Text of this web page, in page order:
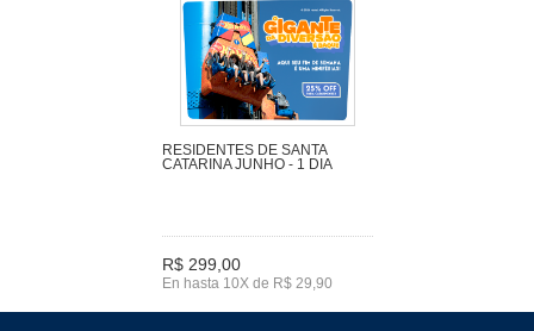
RESIDENTES DE SANTA
CATARINA JUNHO - 1 DIA
R$ 299,00
En hasta 10X de R$ 29,90